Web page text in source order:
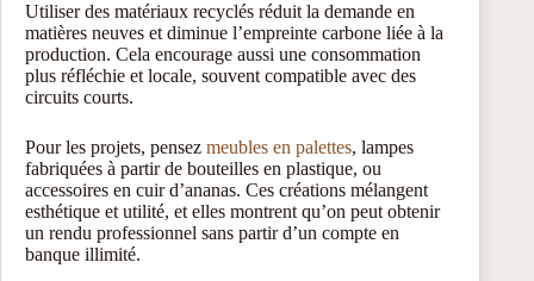
Utiliser des matériaux recyclés réduit la demande en
matières neuves et diminue l’empreinte carbone liée à la
production. Cela encourage aussi une consommation
plus réfléchie et locale, souvent compatible avec des
circuits courts.
Pour les projets, pensez meubles en palettes, lampes
fabriquées à partir de bouteilles en plastique, ou
accessoires en cuir d’ananas. Ces créations mélangent
esthétique et utilité, et elles montrent qu’on peut obtenir
un rendu professionnel sans partir d’un compte en
banque illimité.